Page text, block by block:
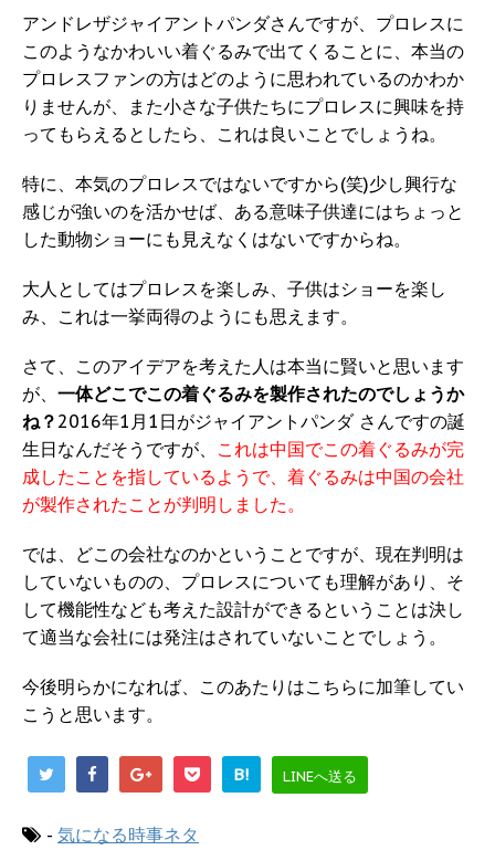
アンドレザジャイアントパンダさんですが、プロレスに
このようなかわいい着ぐるみで出てくることに、本当の
プロレスファンの方はどのように思われているのかわか
りませんが、また小さな子供たちにプロレスに興味を持
ってもらえるとしたら、これは良いことでしょうね。
特に、本気のプロレスではないですから(笑)少し興行な
感じが強いのを活かせば、ある意味子供達にはちょっと
した動物ショーにも見えなくはないですからね。
大人としてはプロレスを楽しみ、子供はショーを楽し
み、これは一挙両得のようにも思えます。
さて、このアイデアを考えた人は本当に賢いと思います
が、 一体どこでこの着ぐるみを製作されたのでしょうか
ね？ 2016年1月1日がジャイアントパンダ さんですの誕
生日なんだそうですが、 これは中国でこの着ぐるみが完
成したことを指しているようで、着ぐるみは中国の会社
が製作されたことが判明しました。
では、どこの会社なのかということですが、現在判明は
していないものの、プロレスについても理解があり、そ
して機能性なども考えた設計ができるということは決し
て適当な会社には発注はされていないことでしょう。
今後明らかになれば、このあたりはこちらに加筆してい
こうと思います。
B! LINEへ送る
- 気になる時事ネタ